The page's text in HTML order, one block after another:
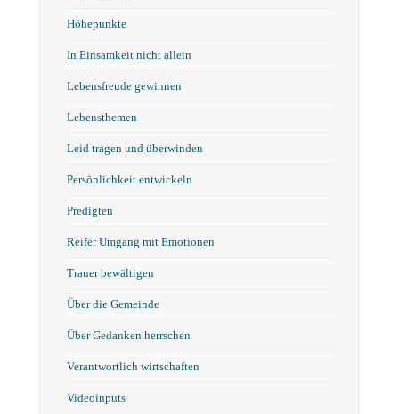
Höhepunkte
In Einsamkeit nicht allein
Lebensfreude gewinnen
Lebensthemen
Leid tragen und überwinden
Persönlichkeit entwickeln
Predigten
Reifer Umgang mit Emotionen
Trauer bewältigen
Über die Gemeinde
Über Gedanken herrschen
Verantwortlich wirtschaften
Videoinputs